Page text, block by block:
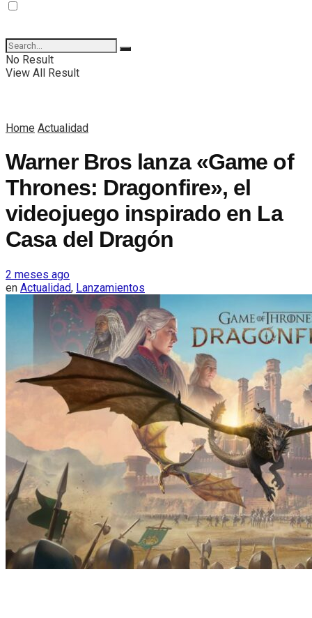
No Result
View All Result
Home Actualidad
Warner Bros lanza «Game of
Thrones: Dragonfire», el
videojuego inspirado en La
Casa del Dragón
2 meses ago
en Actualidad, Lanzamientos